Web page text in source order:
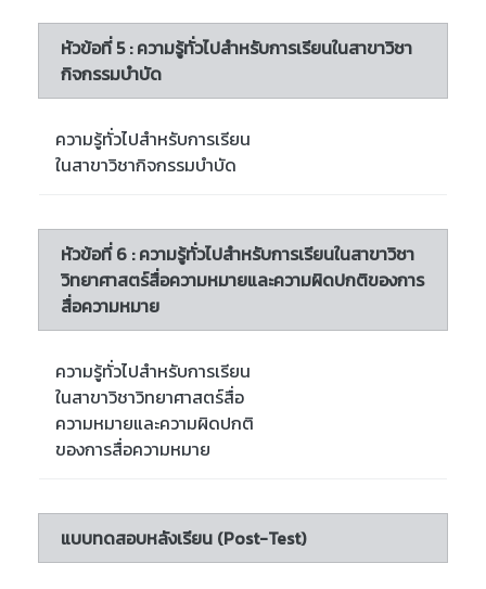
หัวข้อที่ 5 : ความรู้ทั่วไปสำหรับการเรียนในสาขาวิชา
กิจกรรมบำบัด
ความรู้ทั่วไปสำหรับการเรียน
ในสาขาวิชากิจกรรมบำบัด
หัวข้อที่ 6 : ความรู้ทั่วไปสำหรับการเรียนในสาขาวิชา
วิทยาศาสตร์สื่อความหมายและความผิดปกติของการ
สื่อความหมาย
ความรู้ทั่วไปสำหรับการเรียน
ในสาขาวิชาวิทยาศาสตร์สื่อ
ความหมายและความผิดปกติ
ของการสื่อความหมาย
แบบทดสอบหลังเรียน (Post-Test)